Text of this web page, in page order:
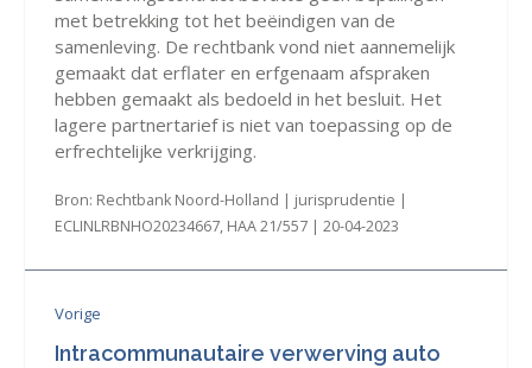
met betrekking tot het beëindigen van de
samenleving. De rechtbank vond niet aannemelijk
gemaakt dat erflater en erfgenaam afspraken
hebben gemaakt als bedoeld in het besluit. Het
lagere partnertarief is niet van toepassing op de
erfrechtelijke verkrijging.
Bron: Rechtbank Noord-Holland | jurisprudentie |
ECLINLRBNHO20234667, HAA 21/557 | 20-04-2023
Vorige
Intracommunautaire verwerving auto